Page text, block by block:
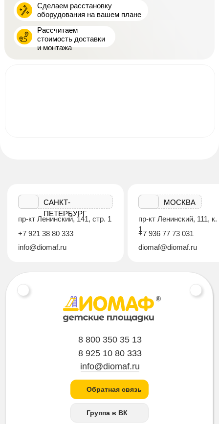
Сделаем расстановку
оборудования на вашем плане
Рассчитаем
стоимость доставки
и монтажа
САНКТ-
ПЕТЕРБУРГ
пр-кт Ленинский, 141, стр. 1
+7 921 38 80 333
info@diomaf.ru
МОСКВА
пр-кт Ленинский, 111, к.
1
+7 936 77 73 031
diomaf@diomaf.ru
8 800 350 35 13
8 925 10 80 333
info@diomaf.ru
Обратная связь
Группа в ВК